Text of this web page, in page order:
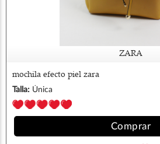
ZARA
mochila efecto piel zara
Talla: Única
Comprar